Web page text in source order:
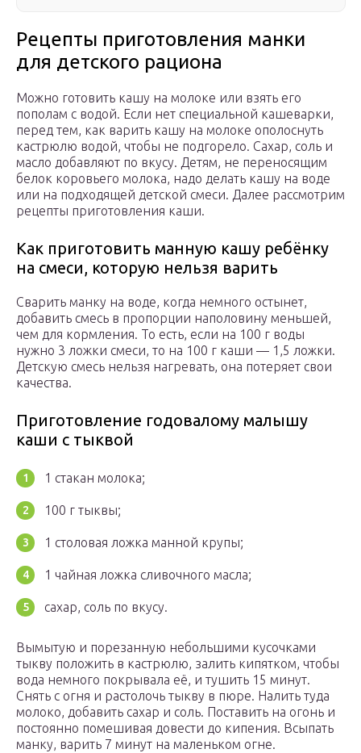
Рецепты приготовления манки
для детского рациона
Можно готовить кашу на молоке или взять его
пополам с водой. Если нет специальной кашеварки,
перед тем, как варить кашу на молоке ополоснуть
кастрюлю водой, чтобы не подгорело. Сахар, соль и
масло добавляют по вкусу. Детям, не переносящим
белок коровьего молока, надо делать кашу на воде
или на подходящей детской смеси. Далее рассмотрим
рецепты приготовления каши.
Как приготовить манную кашу ребёнку
на смеси, которую нельзя варить
Сварить манку на воде, когда немного остынет,
добавить смесь в пропорции наполовину меньшей,
чем для кормления. То есть, если на 100 г воды
нужно 3 ложки смеси, то на 100 г каши — 1,5 ложки.
Детскую смесь нельзя нагревать, она потеряет свои
качества.
Приготовление годовалому малышу
каши с тыквой
1 стакан молока;
100 г тыквы;
1 столовая ложка манной крупы;
1 чайная ложка сливочного масла;
сахар, соль по вкусу.
Вымытую и порезанную небольшими кусочками
тыкву положить в кастрюлю, залить кипятком, чтобы
вода немного покрывала её, и тушить 15 минут.
Снять с огня и растолочь тыкву в пюре. Налить туда
молоко, добавить сахар и соль. Поставить на огонь и
постоянно помешивая довести до кипения. Всыпать
манку, варить 7 минут на маленьком огне.